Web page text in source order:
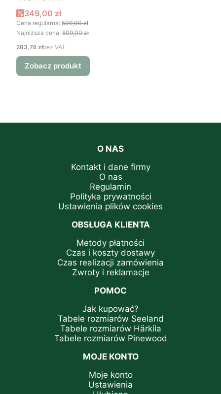
Cena promocyjna
349,00 zł
Cena regularna: 509,00 zł
Najniższa cena: 509,00 zł
Cena
283,74 złbez VAT
Zobacz produkt
O NAS
Kontakt i dane firmy
O nas
Regulamin
Polityka prywatności
Ustawienia plików cookies
OBSŁUGA KLIENTA
Metody płatności
Czas i koszty dostawy
Czas realizacji zamówienia
Zwroty i reklamacje
POMOC
Jak kupować?
Tabele rozmiarów Seeland
Tabele rozmiarów Härkila
Tabele rozmiarów Pinewood
MOJE KONTO
Moje konto
Ustawienia